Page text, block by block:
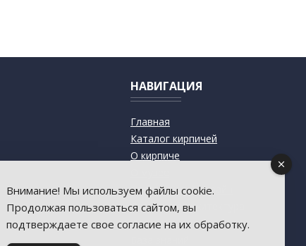
НАВИГАЦИЯ
Главная
Каталог кирпичей
О кирпиче
Современный дизайн
Старинная архитектура
Пресса о музее
Внимание! Мы используем файлы cookie.
Продолжая пользоваться сайтом, вы
подтверждаете свое согласие на их обработку.